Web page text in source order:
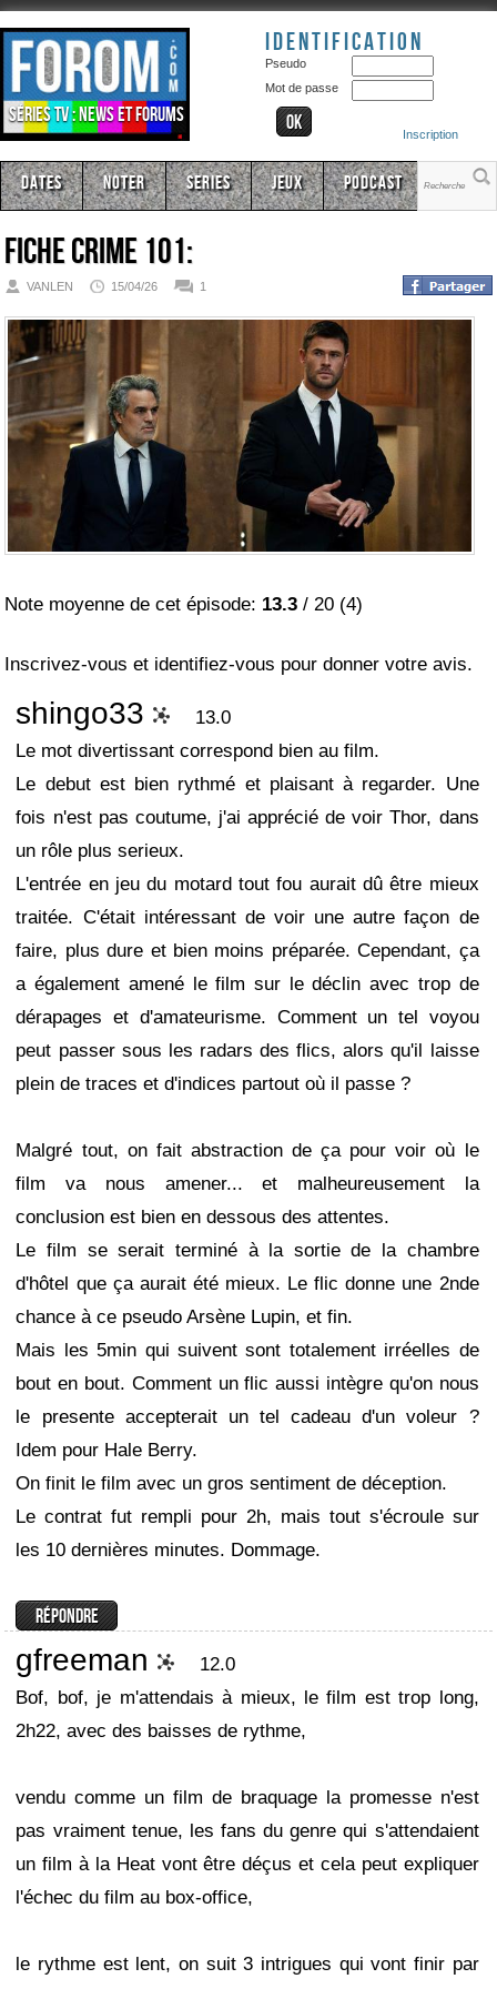
Séries TV : news et forums
Identification
Pseudo
Mot de passe
Inscription
Dates Noter Series Jeux Podcast
Fichecrime 101:
VANLEN 15/04/26 1
Note moyenne de cet épisode: 13.3 / 20 (4)
Inscrivez-vous et identifiez-vous pour donner votre avis.
shingo33
13.0
Le mot divertissant correspond bien au film.
Le debut est bien rythmé et plaisant à regarder. Une
fois n'est pas coutume, j'ai apprécié de voir Thor, dans
un rôle plus serieux.
L'entrée en jeu du motard tout fou aurait dû être mieux
traitée. C'était intéressant de voir une autre façon de
faire, plus dure et bien moins préparée. Cependant, ça
a également amené le film sur le déclin avec trop de
dérapages et d'amateurisme. Comment un tel voyou
peut passer sous les radars des flics, alors qu'il laisse
plein de traces et d'indices partout où il passe ?
Malgré tout, on fait abstraction de ça pour voir où le
film va nous amener... et malheureusement la
conclusion est bien en dessous des attentes.
Le film se serait terminé à la sortie de la chambre
d'hôtel que ça aurait été mieux. Le flic donne une 2nde
chance à ce pseudo Arsène Lupin, et fin.
Mais les 5min qui suivent sont totalement irréelles de
bout en bout. Comment un flic aussi intègre qu'on nous
le presente accepterait un tel cadeau d'un voleur ?
Idem pour Hale Berry.
On finit le film avec un gros sentiment de déception.
Le contrat fut rempli pour 2h, mais tout s'écroule sur
les 10 dernières minutes. Dommage.
gfreeman
12.0
Bof, bof, je m'attendais à mieux, le film est trop long,
2h22, avec des baisses de rythme,
vendu comme un film de braquage la promesse n'est
pas vraiment tenue, les fans du genre qui s'attendaient
un film à la Heat vont être déçus et cela peut expliquer
l'échec du film au box-office,
le rythme est lent, on suit 3 intrigues qui vont finir par